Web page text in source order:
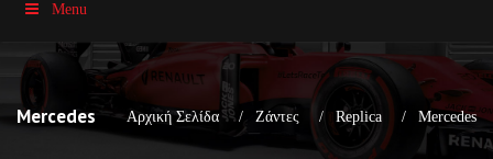
Menu
Mercedes Αρχική Σελίδα Ζάντες Replica Mercedes